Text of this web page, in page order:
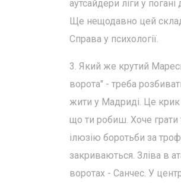
аутсайдери ліги у
Ще нещодавно цей склад
Справа у психології.
3. Який же крутий
ворота" - треба
жити у Мадриді. Це крик
що ти робиш. Хоче грати
ілюзію боротьби за
закриваються. Зліва в
воротах - Санчес. У